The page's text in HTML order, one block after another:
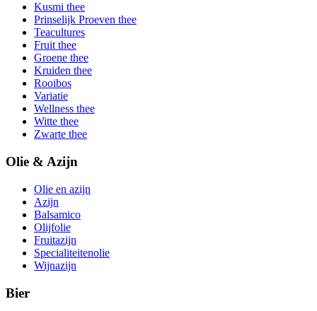
Kusmi thee
Prinselijk Proeven thee
Teacultures
Fruit thee
Groene thee
Kruiden thee
Rooibos
Variatie
Wellness thee
Witte thee
Zwarte thee
Olie & Azijn
Olie en azijn
Azijn
Balsamico
Olijfolie
Fruitazijn
Specialiteitenolie
Wijnazijn
Bier